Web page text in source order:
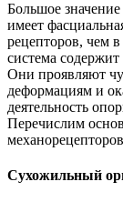
Большое
имеет
рецепторов, чем
система
Они проявляют
деформациям и
деятельность
Перечислим
Сухожильный